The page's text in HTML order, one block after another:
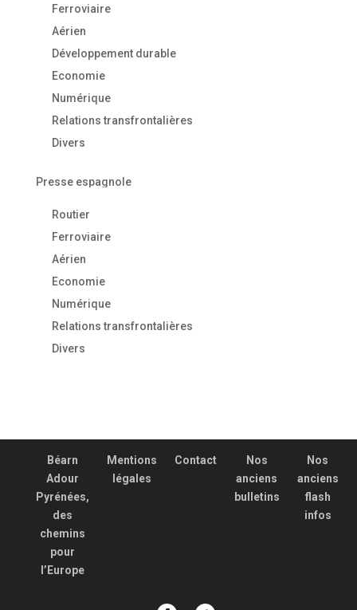
Ferroviaire
Aérien
Développement durable
Economie
Numérique
Relations transfrontalières
Divers
Presse espagnole
Routier
Ferroviaire
Aérien
Economie
Numérique
Relations transfrontalières
Divers
Béarn
Adour
Pyrénées,
des
chemins
pour
l’Europe
Mentions
légales
Contact
Nos
anciens
bulletins
Nos
anciens
flash
infos